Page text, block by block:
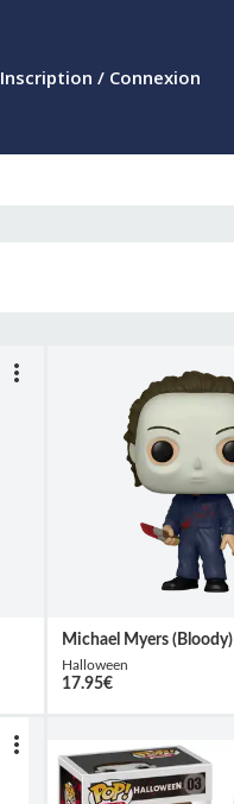
Inscription / Connexion
Michael Myers (Bloody)
Halloween
17.95€